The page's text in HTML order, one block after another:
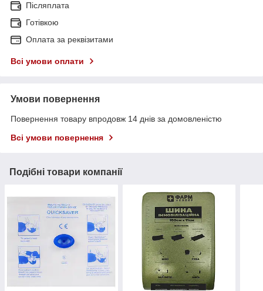
Післяплата
Готівкою
Оплата за реквізитами
Всі умови оплати
Умови повернення
Повернення товару впродовж 14 днів за домовленістю
Всі умови повернення
Подібні товари компанії